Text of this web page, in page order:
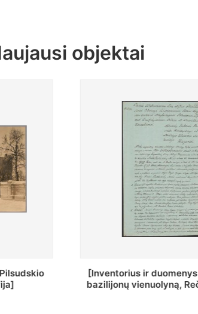
objektai
Selcų
pav.]
„Wiadomośc Połockiey
Dyecezyi..."